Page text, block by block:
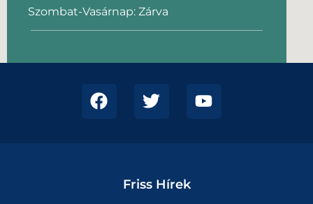
Szombat-Vasárnap: Zárva
Friss Hírek